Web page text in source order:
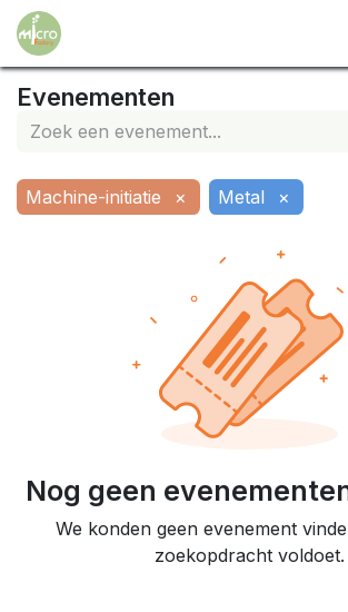
Evenementen
Machine-initiatie × Metal ×
Nog geen
We konden geen evenement
zoekopdracht voldoet.